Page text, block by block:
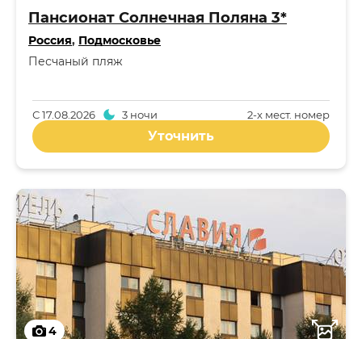
Пансионат Солнечная Поляна 3*
Россия, Подмосковье
Песчаный пляж
2-x мест. номер
С17.08.2026 3 ночи
Уточнить
4